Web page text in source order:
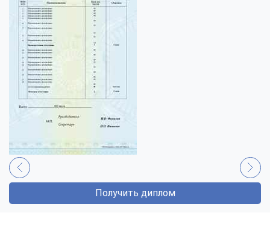
Получить диплом